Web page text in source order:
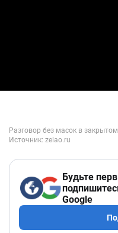
Будьте
Google